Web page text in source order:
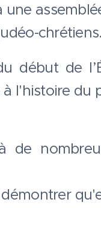
une
chrétiens.
début de
l'histoire du
de